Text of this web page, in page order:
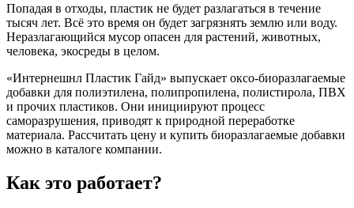
Попадая в отходы, пластик не будет разлагаться в течение
тысяч лет. Всё это время он будет загрязнять землю или воду.
Неразлагающийся мусор опасен для растений, животных,
человека, экосреды в целом.
«Интернешнл Пластик Гайд» выпускает оксо-биоразлагаемые
добавки для полиэтилена, полипропилена, полистирола, ПВХ
и прочих пластиков. Они инициируют процесс
саморазрушения, приводят к природной переработке
материала. Рассчитать цену и купить биоразлагаемые добавки
можно в каталоге компании.
Как это работает?